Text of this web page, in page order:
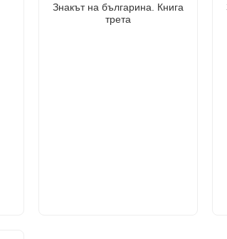
Знакът на българина. Книга
трета